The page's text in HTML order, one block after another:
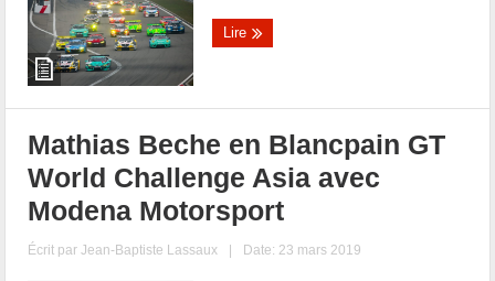
Lire
Mathias Beche en Blancpain GT
World Challenge Asia avec
Modena Motorsport
Écrit parJean-Baptiste Lassaux | Date: 23 mars 2019